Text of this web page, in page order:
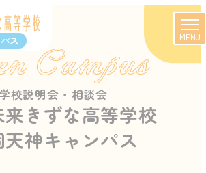
ス MENU
Campus
学校説明会・相談会
来きずな高等学校
神キャンパス